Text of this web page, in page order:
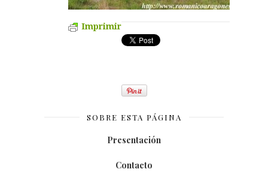
Imprimir
SOBRE ESTA PÁGINA
Presentación
Contacto